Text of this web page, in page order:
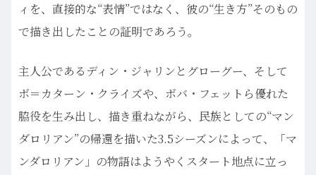
ィを、直接的な“表情”ではなく、彼の“生き方”そのもの
で描き出したことの証明であろう。
主人公であるディン・ジャリンとグローグー、そして
ボ＝カターン・クライズや、ボバ・フェットら優れた
脇役を生み出し、描き重ねながら、民族としての“マン
ダロリアン”の帰還を描いた3.5シーズンによって、「マ
ンダロリアン」の物語はようやくスタート地点に立っ